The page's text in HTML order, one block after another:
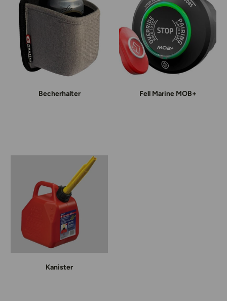
Becherhalter Fell Marine MOB+
Kanister